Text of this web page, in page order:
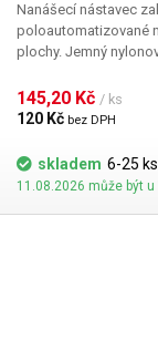
Nanášecí nástavec
poloautomatizované
plochy. Jemný
Nabízíme nástavce
hustší kapaliny je
jsou všechny
145,20 Kč / ks
120 Kč bez DPH
skladem 6-25 ks
11.08.2026 může být u